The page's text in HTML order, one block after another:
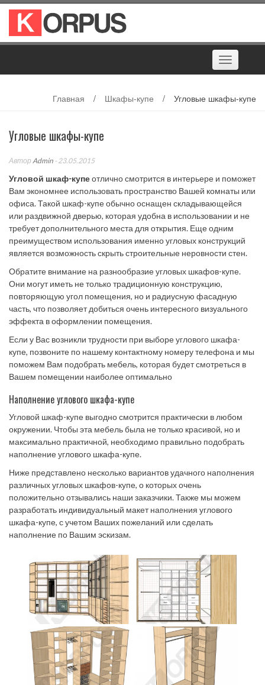
Наверх
Toggle
navigation
Главная / Шкафы-купе / Угловые шкафы-купе
Угловые шкафы-купе
Автор Admin - 23.05.2015
Угловой шкаф-купеотлично смотрится в интерьере и поможет
Вам экономнее использовать пространство Вашей комнаты или
офиса. Такой шкаф-купе обычно оснащен складывающейся
или раздвижной дверью, которая удобна в использовании и не
требует дополнительного места для открытия. Еще одним
преимуществом использования именно угловых конструкций
является возможность скрыть строительные неровности стен.
Обратите внимание на разнообразие угловых шкафов-купе.
Они могут иметь не только традиционную конструкцию,
повторяющую угол помещения, но и радиусную фасадную
часть, что позволяет добиться очень интересного визуального
эффекта в оформлении помещения.
Если у Вас возникли трудности при выборе углового шкафа-
купе, позвоните по нашему контактному номеру телефона и мы
поможем Вам подобрать мебель, которая будет смотреться в
Вашем помещении наиболее оптимально
Наполнение углового шкафа-купе
Угловой шкаф-купе выгодно смотрится практически в любом
окружении. Чтобы эта мебель была не только красивой, но и
максимально практичной, необходимо правильно подобрать
наполнение углового шкафа-купе.
Ниже представлено несколько вариантов удачного наполнения
различных угловых шкафов-купе, о которых очень
положительно отзывались наши заказчики. Также мы можем
разработать индивидуальный макет наполнения углового
шкафа-купе, с учетом Ваших пожеланий или сделать
наполнение по Вашим эскизам.